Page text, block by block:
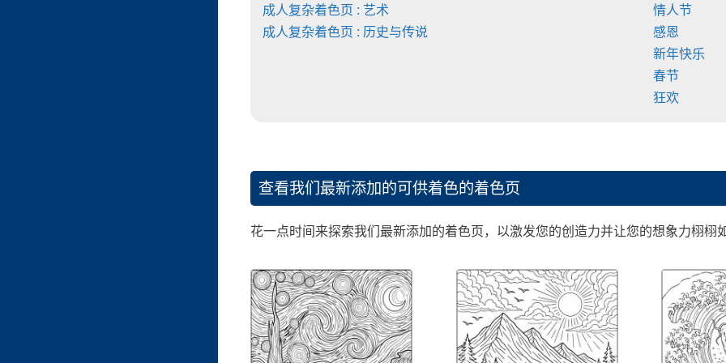
成人复杂着色页 : 艺术
成人复杂着色页 : 历史与传说
情人节
感恩
新年快乐
春节
狂欢
查看我们最新添加的可供着色的着色页
花一点时间来探索我们最新添加的着色页，以激发您的创造力并让您的想象力栩栩